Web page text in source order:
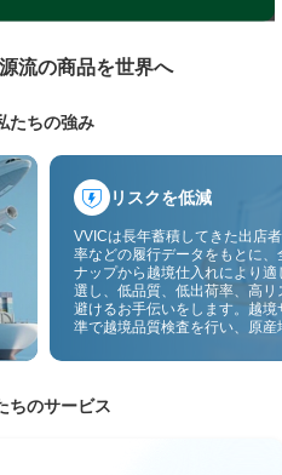
流の商品を世界へ
たちの強み
リスクを低減
VVICは長年蓄積してきた出店
率などの履行データをもとに、
ナップから越境仕入れにより適
選し、低品質、低出荷率、高リ
避けるお手伝いをします。越境
準で越境品質検査を行い、原産
スのリスクをさらに抑えます。
ちのサービス